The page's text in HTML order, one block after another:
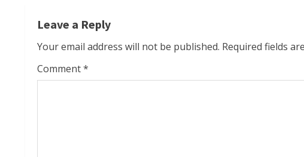
i
n
u
Leave a Reply
Your email address will not be published. Required fields
Comment*